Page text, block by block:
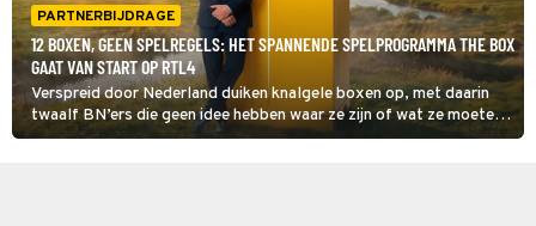
PARTNERBIJDRAGE
12 BOXEN, GEEN SPELREGELS: HET SPANNENDE SPELPROGRAMMA THE BOX
GAAT VAN START OP RTL4
Verspreid door Nederland duiken knalgele boxen op, met daarin
twaalf BN’ers die geen idee hebben waar ze zijn of wat ze moeten
doen. Zodra de deuren opengaan, barst de strijd los. En de